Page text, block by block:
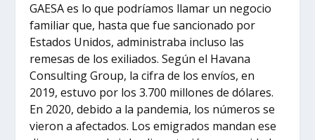
GAESA es lo que podríamos llamar un negocio
familiar que, hasta que fue sancionado por
Estados Unidos, administraba incluso las
remesas de los exiliados. Según el Havana
Consulting Group, la cifra de los envíos, en
2019, estuvo por los 3.700 millones de dólares.
En 2020, debido a la pandemia, los números se
vieron a afectados. Los emigrados mandan ese